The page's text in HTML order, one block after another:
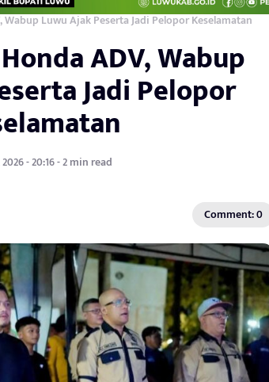
Luwu Ajak Peserta Jadi Pelopor Keselamatan
ADV, Wabup
Jadi Pelopor
- 20:16 - 2 min read
Comment: 0